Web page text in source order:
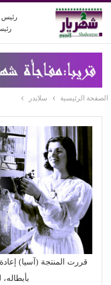
رئيس
الصفحة الرئيسية سلايدر
قررت المنتجة (آسيا)